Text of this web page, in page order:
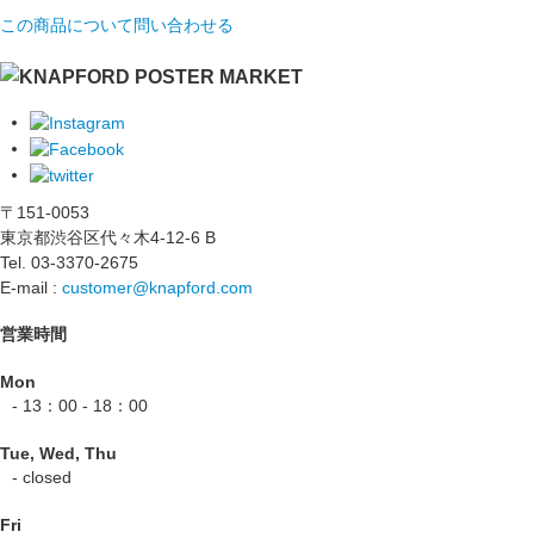
この商品について問い合わせる
〒151-0053
東京都渋谷区代々木4-12-6 B
Tel. 03-3370-2675
E-mail : customer@knapford.com
営業時間
Mon
- 13：00 - 18：00
Tue, Wed, Thu
- closed
Fri